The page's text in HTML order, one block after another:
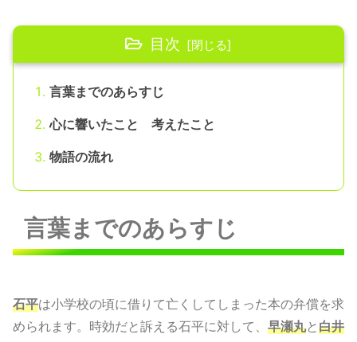
目次
言葉までのあらすじ
心に響いたこと 考えたこと
物語の流れ
言葉までのあらすじ
石平は小学校の頃に借りて亡くしてしまった本の弁償を求
められます。時効だと訴える石平に対して、 早瀬丸と白井